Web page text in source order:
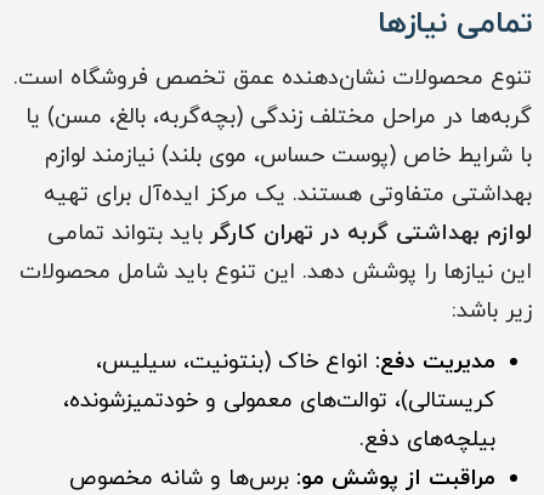
تمامی نیازها
تنوع محصولات نشان‌دهنده عمق تخصص فروشگاه است.
گربه‌ها در مراحل مختلف زندگی (بچه‌گربه، بالغ، مسن) یا
با شرایط خاص (پوست حساس، موی بلند) نیازمند لوازم
بهداشتی متفاوتی هستند. یک مرکز ایده‌آل برای تهیه
لوازم بهداشتی گربه‌ در تهران کارگر باید بتواند تمامی
این نیازها را پوشش دهد. این تنوع باید شامل محصولات
زیر باشد:
مدیریت دفع: انواع خاک (بنتونیت، سیلیس،
کریستالی)، توالت‌های معمولی و خودتمیزشونده،
بیلچه‌های دفع.
مراقبت از پوشش مو: برس‌ها و شانه مخصوص